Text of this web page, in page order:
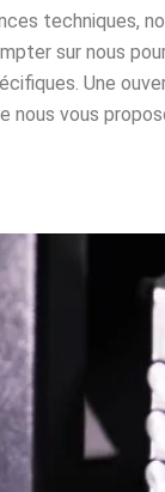
techniques,
sur nous
Une
nous vous